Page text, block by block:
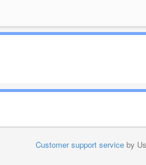
Customer support serviceby